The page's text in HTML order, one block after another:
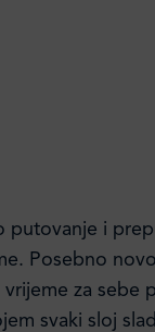
putovanje i
Posebno
vrijeme za sebe
svaki sloj